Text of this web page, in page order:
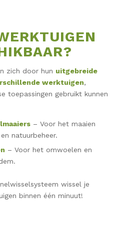
zich door hun uitgebreide
werktuigen,
toepassingen gebruikt kunnen
– Voor het maaien
natuurbeheer.
– Voor het omwoelen en
wissel je
binnen één minuut!